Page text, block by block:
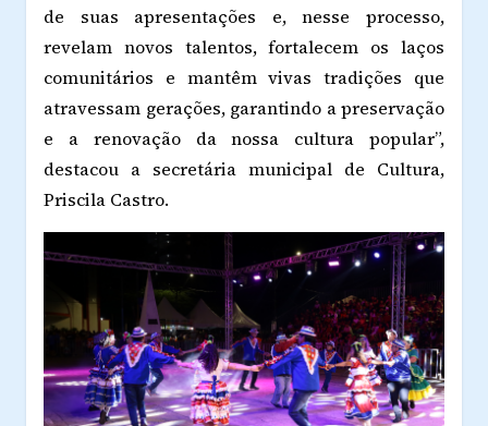
de suas apresentações e, nesse processo,
revelam novos talentos, fortalecem os laços
comunitários e mantêm vivas tradições que
atravessam gerações, garantindo a preservação
e a renovação da nossa cultura popular”,
destacou a secretária municipal de Cultura,
Priscila Castro.